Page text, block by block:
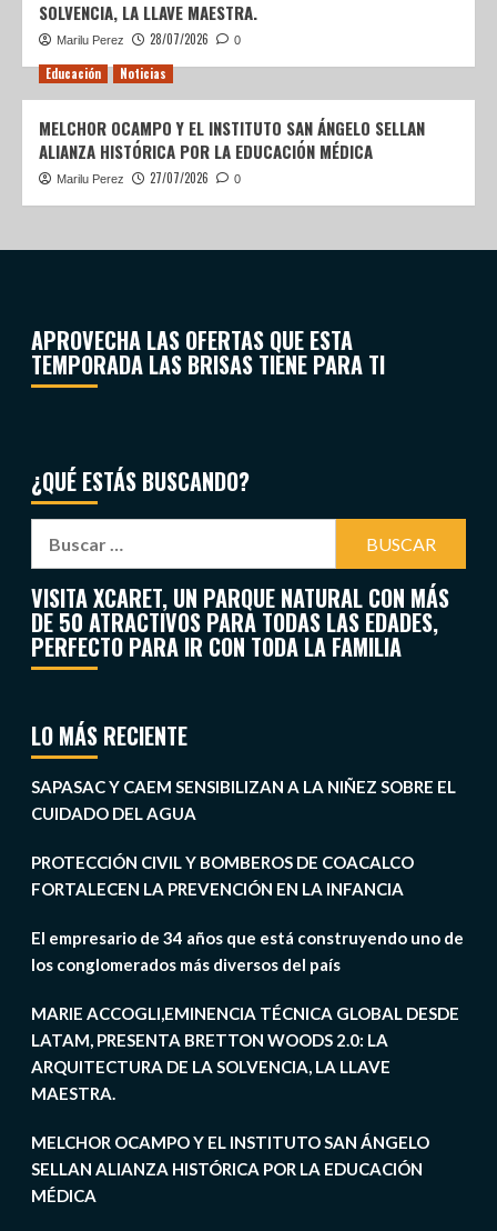
SOLVENCIA, LA LLAVE MAESTRA.
Marilu Perez 28/07/2026 0
Educación Noticias
MELCHOR OCAMPO Y EL INSTITUTO SAN ÁNGELO SELLAN
ALIANZA HISTÓRICA POR LA EDUCACIÓN MÉDICA
Marilu Perez 27/07/2026 0
APROVECHA LAS OFERTAS QUE ESTA
TEMPORADA LAS BRISAS TIENE PARA TI
¿QUÉ ESTÁS BUSCANDO?
VISITA XCARET, UN PARQUE NATURAL CON MÁS
DE 50 ATRACTIVOS PARA TODAS LAS EDADES,
PERFECTO PARA IR CON TODA LA FAMILIA
LO MÁS RECIENTE
SAPASAC Y CAEM SENSIBILIZAN A LA NIÑEZ SOBRE EL
CUIDADO DEL AGUA
PROTECCIÓN CIVIL Y BOMBEROS DE COACALCO
FORTALECEN LA PREVENCIÓN EN LA INFANCIA
El empresario de 34 años que está construyendo uno de
los conglomerados más diversos del país
MARIE ACCOGLI,EMINENCIA TÉCNICA GLOBAL DESDE
LATAM, PRESENTA BRETTON WOODS 2.0: LA
ARQUITECTURA DE LA SOLVENCIA, LA LLAVE
MAESTRA.
MELCHOR OCAMPO Y EL INSTITUTO SAN ÁNGELO
SELLAN ALIANZA HISTÓRICA POR LA EDUCACIÓN
MÉDICA